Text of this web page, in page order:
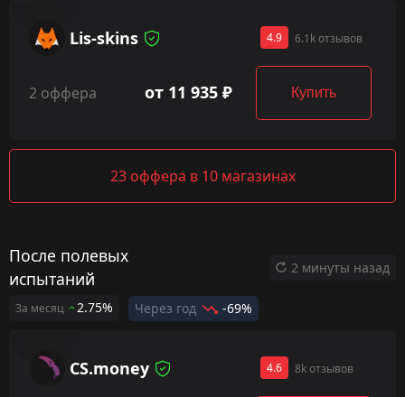
Lis-skins 4.9 6.1k отзывов
2 оффера от 11 935 ₽ Купить
23 оффера в 10 магазинах
После полевых
испытаний
За месяц 2.75% Через год -69%
2 минуты назад
CS.money 4.6 8k отзывов